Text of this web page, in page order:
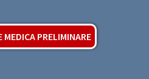
PRELIMINARE